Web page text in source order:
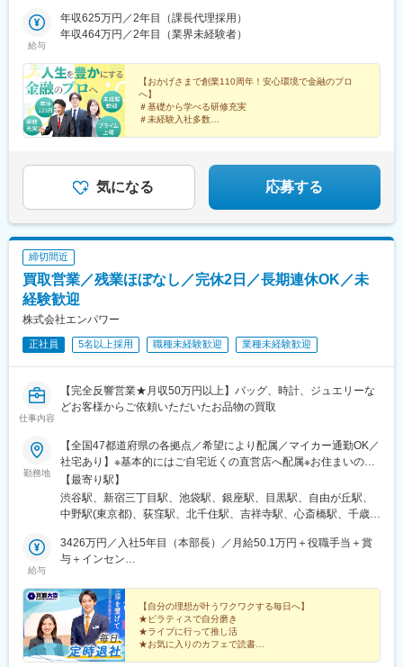
代々木公園駅、代々木駅、新宿駅(東京メトロ)、西新宿五丁目駅、
大手町駅(東京都)、日比谷駅、馬喰町駅、京成上野駅、汐留駅、東
駅、日本大通り駅、黄金町駅、子安駅、横須賀中央駅、新千葉
駅、与野駅、日進駅(埼玉県)、大江橋駅、三条駅(京都府)、常盤駅
(京都府)、大宮駅(京都府)、旧居留地・大丸前駅、花隈駅、神戸三
宮駅(阪神)、中埠頭駅、灘駅、赤坂駅(福岡県)、西小倉駅、旦過
駅、狸小路駅、西線９条旭山公園通駅、勾当台公園駅、柳川駅、
都河原町駅、三ノ宮駅、西川緑道公園駅、銀山町駅、西鉄福岡
駅、西辛島町駅、市民広場駅、三滝駅、舟入本町駅、花田口駅、
麻布十番駅、大国町駅、桃山御陵前駅、野田駅(阪神線)、肥後橋
前、五島町駅
駅から徒歩2分～20分圏内にある、駅チカ支店が多数。毎日の通
勤ストレスを軽減し、仕事終わりの予定も立てやすい好立地が魅
浜田駅、出雲市駅、岩国駅、徳山駅、山口駅(山口県)、琴芝駅、下
関駅、宝町駅(東京都)、曙橋駅、新清水駅、栄駅(愛知県)、鵜飼駅
駅、八丁堀駅(広島県)
給与
年収625万円／2年目（課長代理採用）
年収464万円／2年目（業界未経験者）
【おかげさまで創業110周年！安心環境で金融のプロ
へ】
＃基礎から学べる研修充実
＃未経験入社多数
人生を豊かにする金融知識を身につけ、将来の可能性を
広げていきませんか？
気になる 応募する
締切間近
買取営業／残業ほぼなし／完休2日／長期連休OK／未
経験歓迎
株式会社エンパワー
正社員 5名以上採用 職種未経験歓迎 業種未経験歓迎
仕事内容
【完全反響営業★月収50万円以上】バッグ、時計、ジュエリーな
どお客様からご依頼いただいたお品物の買取
勤務地
【全国47都道府県の各拠点／希望により配属／マイカー通勤OK／
社宅あり】※基本的にはご自宅近くの直営店へ配属※お住まいのエ
リアや配属先の人員状況により、入社後に他県の直営店に出張
し、経験を積んでいただく可能性あり★U・Iターン歓迎 ★マイ
カー通勤OK（規定あり。詳細はお問い合わせください）＜募集エ
城県・山形県・福島県◆関東東京都・神奈川県・千葉県・埼玉
県・茨城県・栃木県・群馬県◆中部山梨県・新潟県・富山県・石
滋賀県・京都府・大阪府・兵庫県・和歌山県・奈良県◆中国・四
国鳥取県・島根県・岡山県・広島県・山口県・香川県・愛媛県・
高知県・徳島県◆九州・沖縄福岡県・佐賀県・長崎県・熊本県・
大分県・宮崎県・鹿児島県・沖縄県☆最近では全国の「イオン」
「ららぽーと」「イトーヨーカドー」「ダイナシティ」など大型
【最寄り駅】
渋谷駅、新宿三丁目駅、池袋駅、銀座駅、目黒駅、自由が丘駅、
中野駅(東京都)、荻窪駅、北千住駅、吉祥寺駅、心斎橋駅、千歳駅
条駅、環状通東駅、高砂駅(北海道)、発寒南駅、本八戸駅、一ノ関
駅、前沢駅、秋田駅、鏡石駅、いわき駅、郡山富田駅、荒川沖
駅、南越谷駅、上尾駅、加茂宮駅、和光市駅、入曽駅、高坂駅、
朝霞駅、中浦和駅、武蔵浦和駅、鶴瀬駅、東鷲宮駅、新座駅、川
口駅、松戸駅、北柏駅、柏駅、新浦安駅、市川駅、京成船橋駅、
海浜幕張駅、稲毛駅、四街道駅、おゆみ野駅、五井駅、新船橋
駅、馬込沢駅、松岸駅、平井駅(東京都)、葛西駅、秋川駅、豊田
給与
3426万円／入社5年目（本部長）／月給50.1万円＋役職手当＋賞
与＋インセン
与＋インセン
【自分の理想が叶うワクワクする毎日へ】
★ピラティスで自分磨き
★ライブに行って推し活
★お気に入りのカフェで読書